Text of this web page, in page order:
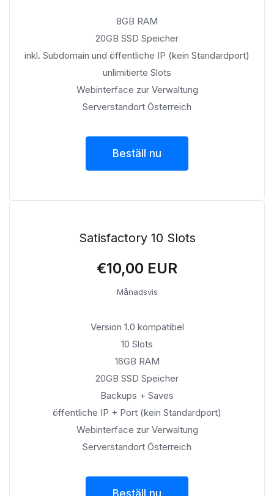
8GB RAM
20GB SSD Speicher
inkl. Subdomain und öffentliche IP (kein Standardport)
unlimitierte Slots
Webinterface zur Verwaltung
Serverstandort Österreich
Beställ nu
Satisfactory 10 Slots
€10,00 EUR
Månadsvis
Version 1.0 kompatibel
10 Slots
16GB RAM
20GB SSD Speicher
Backups + Saves
öffentliche IP + Port (kein Standardport)
Webinterface zur Verwaltung
Serverstandort Österreich
Beställ nu